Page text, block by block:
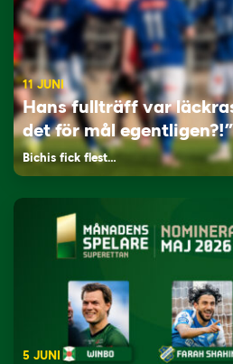
11 JUNI
Hans fullträff var
det för mål egentligen?!”
Bichis fick flest…
5 JUNI